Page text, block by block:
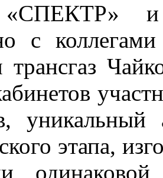
и
с
трансгаз
уникальный
этапа,